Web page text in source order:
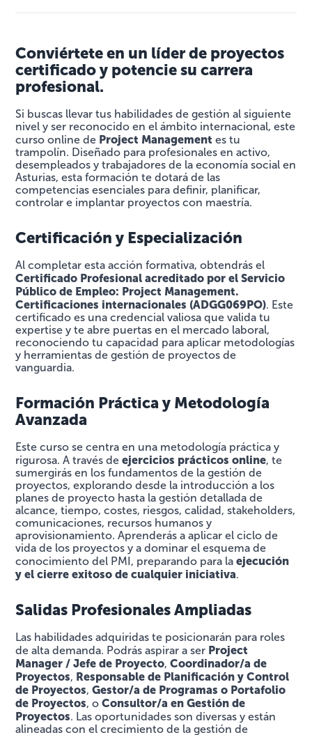
Conviértete en un líder de proyectos
certificado y potencie su carrera
profesional.
Si buscas llevar tus habilidades de gestión al siguiente
nivel y ser reconocido en el ámbito internacional, este
curso online de Project Management es tu
trampolín. Diseñado para profesionales en activo,
desempleados y trabajadores de la economía social en
Asturias, esta formación te dotará de las
competencias esenciales para definir, planificar,
controlar e implantar proyectos con maestría.
Certificación y Especialización
Al completar esta acción formativa, obtendrás el
Certificado Profesional acreditado por el Servicio
Público de Empleo: Project Management.
Certificaciones internacionales (ADGG069PO). Este
certificado es una credencial valiosa que valida tu
expertise y te abre puertas en el mercado laboral,
reconociendo tu capacidad para aplicar metodologías
y herramientas de gestión de proyectos de
vanguardia.
Formación Práctica y Metodología
Avanzada
Este curso se centra en una metodología práctica y
rigurosa. A través deejercicios prácticos online, te
sumergirás en los fundamentos de la gestión de
proyectos, explorando desde la introducción a los
planes de proyecto hasta la gestión detallada de
alcance, tiempo, costes, riesgos, calidad, stakeholders,
comunicaciones, recursos humanos y
aprovisionamiento. Aprenderás a aplicar el ciclo de
vida de los proyectos y a dominar el esquema de
conocimiento del PMI, preparando para laejecución
y el cierre exitoso de cualquier iniciativa.
Salidas Profesionales Ampliadas
Las habilidades adquiridas te posicionarán para roles
de alta demanda. Podrás aspirar a ser Project
Manager / Jefe de Proyecto,Coordinador/a de
Proyectos, Responsable de Planificación y Control
de Proyectos,Gestor/a de Programas o Portafolio
de Proyectos, oConsultor/a en Gestión de
Proyectos. Las oportunidades son diversas y están
alineadas con el crecimiento de la gestión de